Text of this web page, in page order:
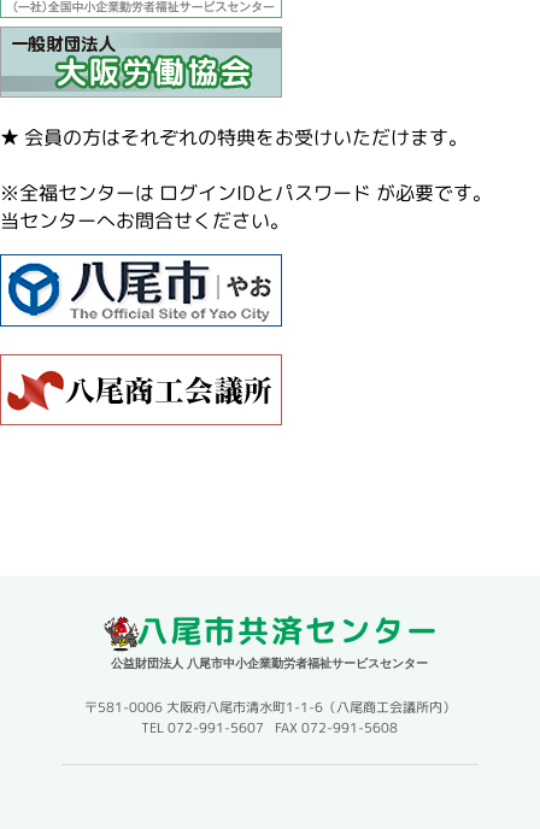
★ 会員の方はそれぞれの特典をお受けいただけます。
※全福センターは ログインIDとパスワード が必要です。
当センターへお問合せください。
八尾市共済センター
公益財団法人 八尾市中小企業勤労者福祉サービスセンター
〒581-0006 大阪府八尾市清水町1-1-6（八尾商工会議所内）
TEL 072-991-5607 FAX 072-991-5608